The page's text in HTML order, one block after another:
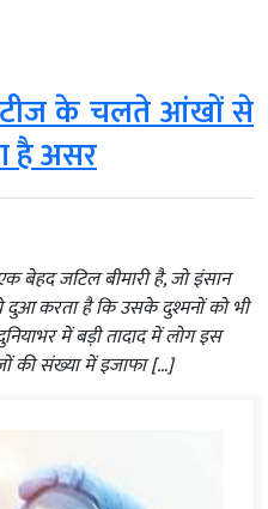
के चलते आंखों से
है असर
बेहद जटिल बीमारी है, जो इंसान
दुआ करता है कि उसके दुश्मनों को भी
में बड़ी तादाद में लोग इस
की संख्या में इजाफा […]